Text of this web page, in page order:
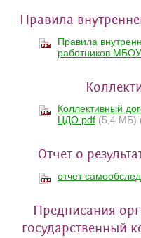
Правила
Правила
работников
Коллективный
ЦДО.pdf (5,4 МБ)
Отчет о
отчет
Предписания
государственный